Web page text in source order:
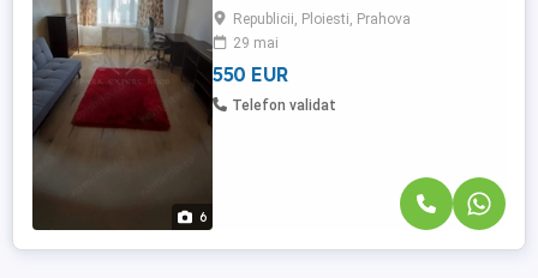
6
compartimentat eficient pentru un confort
sporit. Locuința beneficiază de renovare
recentă, centrală ...
Republicii, Ploiesti, Prahova
29 mai
550 EUR
Telefon validat